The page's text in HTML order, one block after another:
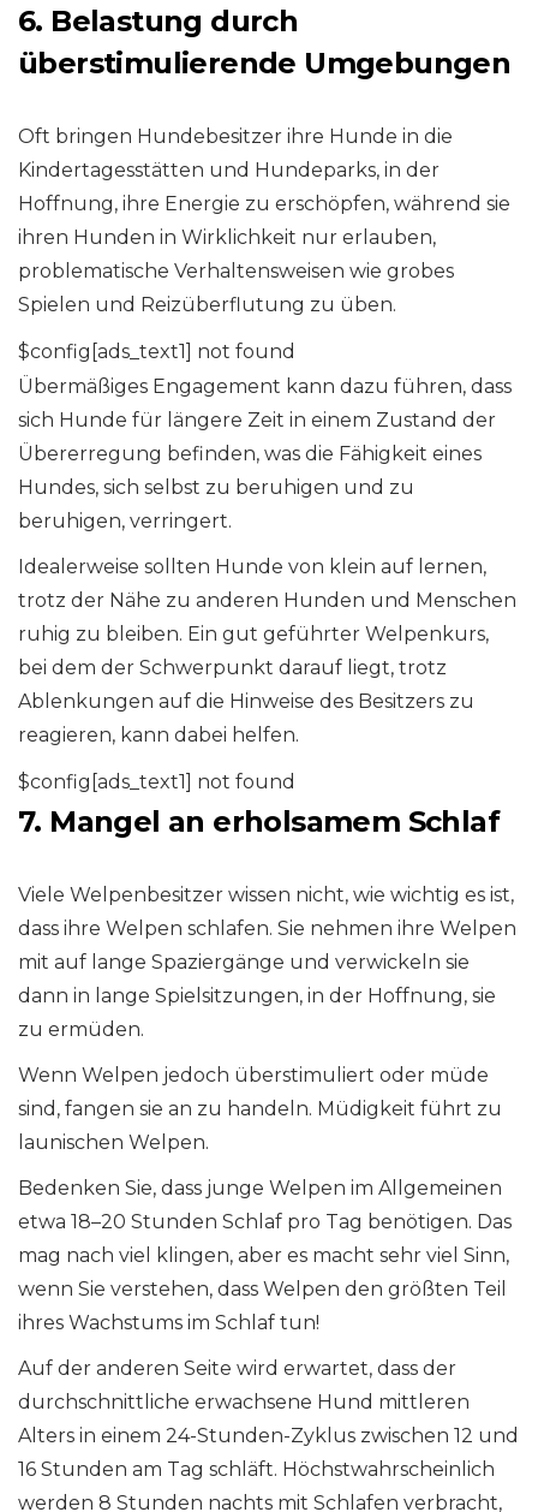
6. Belastung durch
überstimulierende Umgebungen
Oft bringen Hundebesitzer ihre Hunde in die
Kindertagesstätten und Hundeparks, in der
Hoffnung, ihre Energie zu erschöpfen, während sie
ihren Hunden in Wirklichkeit nur erlauben,
problematische Verhaltensweisen wie grobes
Spielen und Reizüberflutung zu üben.
$config[ads_text1] not found
Übermäßiges Engagement kann dazu führen, dass
sich Hunde für längere Zeit in einem Zustand der
Übererregung befinden, was die Fähigkeit eines
Hundes, sich selbst zu beruhigen und zu
beruhigen, verringert.
Idealerweise sollten Hunde von klein auf lernen,
trotz der Nähe zu anderen Hunden und Menschen
ruhig zu bleiben. Ein gut geführter Welpenkurs,
bei dem der Schwerpunkt darauf liegt, trotz
Ablenkungen auf die Hinweise des Besitzers zu
reagieren, kann dabei helfen.
$config[ads_text1] not found
7. Mangel an erholsamem Schlaf
Viele Welpenbesitzer wissen nicht, wie wichtig es ist,
dass ihre Welpen schlafen. Sie nehmen ihre Welpen
mit auf lange Spaziergänge und verwickeln sie
dann in lange Spielsitzungen, in der Hoffnung, sie
zu ermüden.
Wenn Welpen jedoch überstimuliert oder müde
sind, fangen sie an zu handeln. Müdigkeit führt zu
launischen Welpen.
Bedenken Sie, dass junge Welpen im Allgemeinen
etwa 18–20 Stunden Schlaf pro Tag benötigen. Das
mag nach viel klingen, aber es macht sehr viel Sinn,
wenn Sie verstehen, dass Welpen den größten Teil
ihres Wachstums im Schlaf tun!
Auf der anderen Seite wird erwartet, dass der
durchschnittliche erwachsene Hund mittleren
Alters in einem 24-Stunden-Zyklus zwischen 12 und
16 Stunden am Tag schläft. Höchstwahrscheinlich
werden 8 Stunden nachts mit Schlafen verbracht,